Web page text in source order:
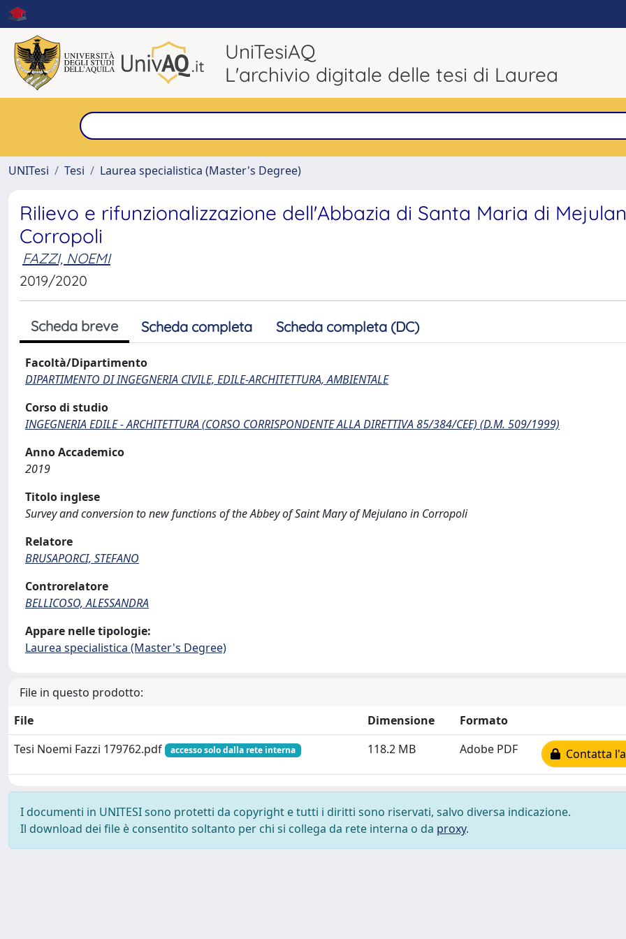
UniTesiAQ
L'archivio digitale delle tesi di Laurea
UNITesi
Tesi Laurea specialistica (Master's Degree)
Rilievo e rifunzionalizzazione dell'Abbazia di Santa Maria di
Corropoli
FAZZI, NOEMI
2019/2020
Scheda breve Scheda completa Scheda completa (DC)
Facoltà/Dipartimento
DIPARTIMENTO DI INGEGNERIA CIVILE, EDILE-ARCHITETTURA, AMBIENTALE
Corso di studio
INGEGNERIA EDILE - ARCHITETTURA (CORSO CORRISPONDENTE ALLA DIRETTIVA 85/384/CEE) (D.M. 509/1999)
Anno Accademico
2019
Titolo inglese
Survey and conversion to new functions of the Abbey of Saint Mary of Mejulano in Corropoli
Relatore
BRUSAPORCI, STEFANO
Controrelatore
BELLICOSO, ALESSANDRA
Appare nelle tipologie:
Laurea specialistica (Master's Degree)
File in questo prodotto:
File
Dimensione
Formato
Tesi Noemi Fazzi 179762.pdf
accesso solo dalla rete interna 118.2 MB Adobe PDF Contatta
I documenti in UNITESI sono protetti da copyright e tutti i diritti sono riservati, salvo diversa indicazione.
Il download dei file è consentito soltanto per chi si collega da rete interna o da proxy.